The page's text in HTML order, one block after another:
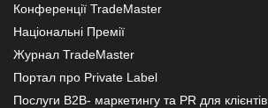
Конференції TradeMaster
Національні Премії
Журнал TradeMaster
Портал про Private Label
Послуги В2В- маркетингу та PR для клієнтів